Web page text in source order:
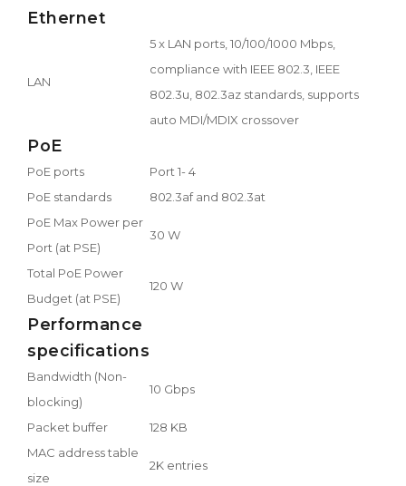
Ethernet
LAN
5 x LAN ports, 10/100/1000 Mbps,
compliance with IEEE 802.3, IEEE
802.3u, 802.3az standards, supports
auto MDI/MDIX crossover
PoE
PoE ports
Port 1- 4
PoE standards
802.3af and 802.3at
PoE Max Power per
Port (at PSE)
30 W
Total PoE Power
Budget (at PSE)
120 W
Performance
specifications
Bandwidth (Non-
blocking)
10 Gbps
Packet buffer
128 KB
MAC address table
size
2K entries